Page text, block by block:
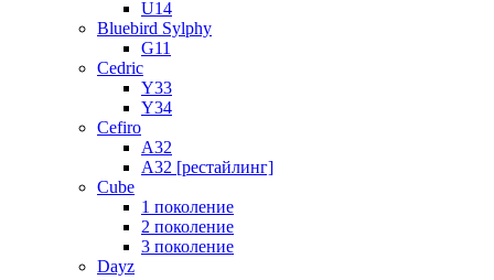
U14
Bluebird Sylphy
G11
Cedric
Y33
Y34
Cefiro
A32
A32 [рестайлинг]
Cube
1 поколение
2 поколение
3 поколение
Dayz